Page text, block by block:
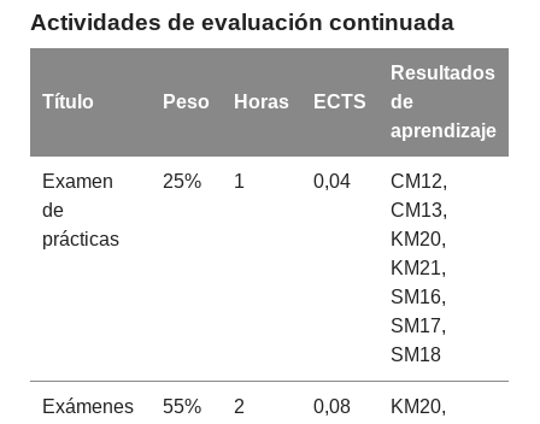
Actividades de evaluación continuada
Título Peso Horas ECTS
Resultados
de
aprendizaje
Examen
de
prácticas
25% 1 0,04
CM12,
CM13,
KM20,
KM21,
SM16,
SM17,
SM18
Exámenes
55% 2 0,08
KM20,